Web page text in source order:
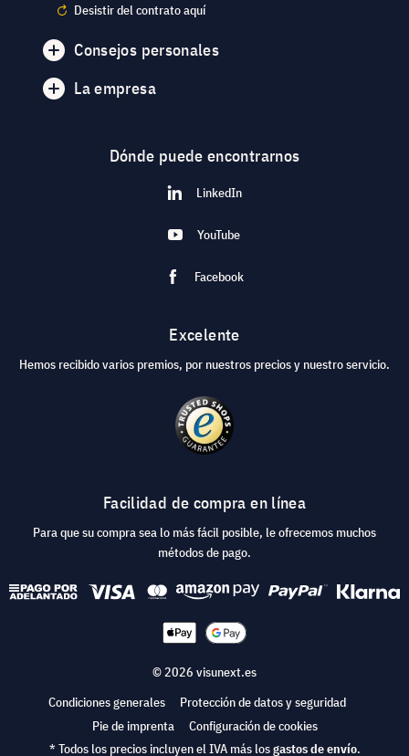
Desistir del contrato aquí
Consejos personales
La empresa
Dónde puede encontrarnos
LinkedIn
YouTube
Facebook
Excelente
Hemos recibido varios premios, por nuestros precios y nuestro servicio.
Facilidad de compra en línea
Para que su compra sea lo más fácil posible, le ofrecemos muchos
métodos de pago.
© 2026 visunext.es
Condiciones generales
Protección de datos y seguridad
Pie de imprenta
Configuración de cookies
* Todos los precios incluyen el IVA más losgastos de envío.